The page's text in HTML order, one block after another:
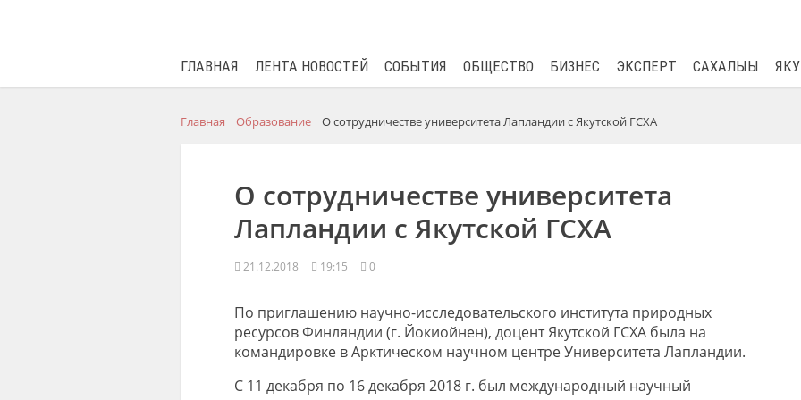
ГЛАВНАЯ ЛЕНТА НОВОСТЕЙ СОБЫТИЯ ОБЩЕСТВО БИЗНЕС ЭКСПЕРТ САХАЛЫЫ
Главная Образование О сотрудничестве университета Лапландии с Якутской ГСХА
О сотрудничестве университета
Лапландии с Якутской ГСХА
21.12.2018 19:15 0
По приглашению научно-исследовательского института природных
ресурсов Финляндии (г. Йокиойнен), доцентЯкутской ГСХА была на
командировке в Арктическом научном центре Университета Лапландии.
С 11 декабря по 16 декабря 2018 г. был международный научный